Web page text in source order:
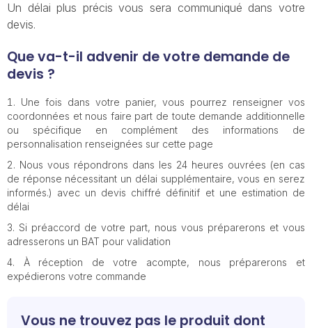
Un délai plus précis vous sera communiqué dans votre
devis.
Que va-t-il advenir de votre demande de
devis ?
Une fois dans votre panier, vous pourrez renseigner vos
coordonnées et nous faire part de toute demande additionnelle
ou spécifique en complément des informations de
personnalisation renseignées sur cette page
Nous vous répondrons dans les 24 heures ouvrées (en cas
de réponse nécessitant un délai supplémentaire, vous en serez
informés.) avec un devis chiffré définitif et une estimation de
délai
Si préaccord de votre part, nous vous préparerons et vous
adresserons un BAT pour validation
À réception de votre acompte, nous préparerons et
expédierons votre commande
Vous ne trouvez pas le produit dont